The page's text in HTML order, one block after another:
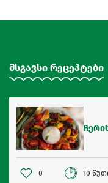
მსგავსი რეცეპტები
0 10